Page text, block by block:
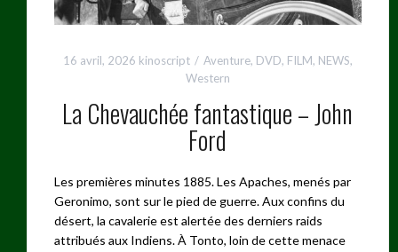
16 avril, 2026 kinoscript Aventure, DVD, FILM, NEWS,
Western
La Chevauchée fantastique – John
Ford
Les premières minutes 1885. Les Apaches, menés par
Geronimo, sont sur le pied de guerre. Aux confins du
désert, la cavalerie est alertée des derniers raids
attribués aux Indiens. À Tonto, loin de cette menace